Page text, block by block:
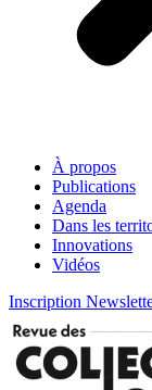
À propos
Publications
Agenda
Dans les
Innovations
Vidéos
Inscription